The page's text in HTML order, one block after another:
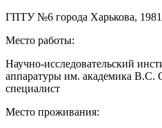
ГПТУ №6 города Харькова, 1981
Место работы:
Научно-исследовательский
аппаратуры им. академика В.С.
специалист
Место проживания: